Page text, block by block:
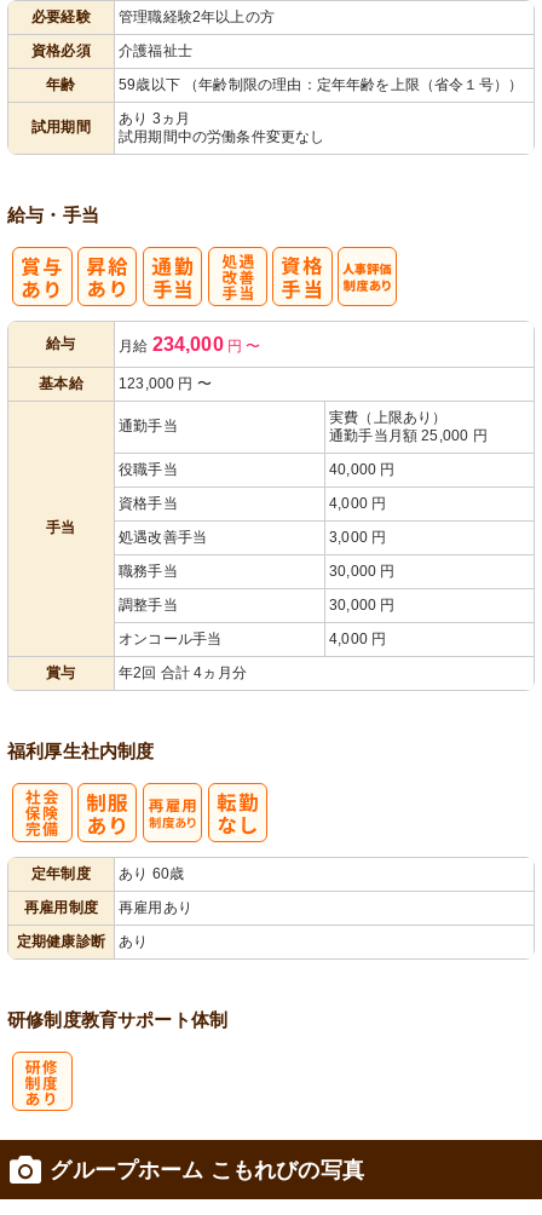
必要経験
管理職経験2年以上の方
資格必須
介護福祉士
年齢
59歳以下 （年齢制限の理由：定年年齢を上限（省令１号））
試用期間
あり 3ヵ月
試用期間中の労働条件変更なし
給与・手当
給与 月給 234,000円〜
基本給 123,000 円 〜
手当
通勤手当
実費（上限あり）
通勤手当月額 25,000 円
役職手当
40,000 円
資格手当
4,000 円
処遇改善手当
3,000 円
職務手当
30,000 円
調整手当
30,000 円
オンコール手当
4,000 円
賞与
年2回 合計 4ヵ月分
福利厚生社内制度
定年制度
あり 60歳
再雇用制度
再雇用あり
定期健康診断
あり
研修制度教育サポート体制
グループホーム こもれびの写真